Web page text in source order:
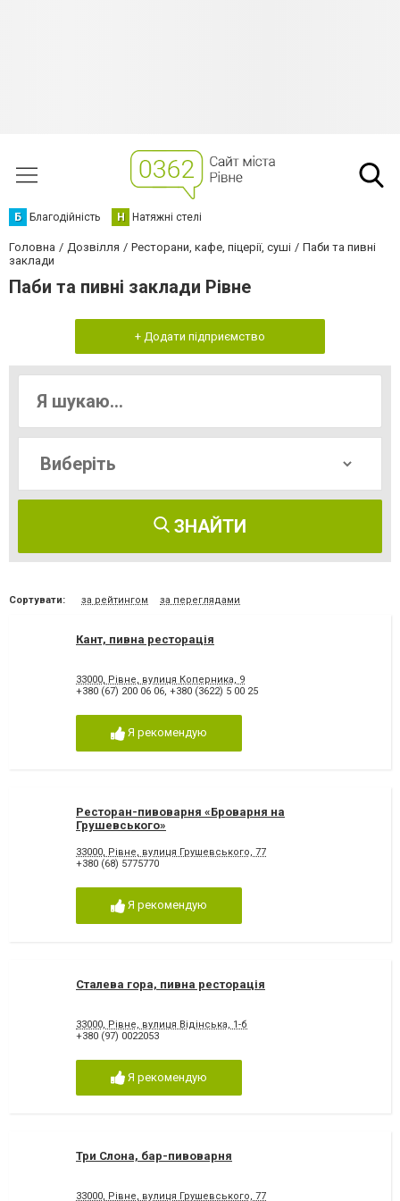
Б Благодійність Н Натяжні стелі
Головна Дозвілля Ресторани, кафе, піцерії, суші
Паби та пивні
заклади
Паби та пивні заклади Рівне
+ Додати підприємство
ЗНАЙТИ
Сортувати: за рейтингом за переглядами
Кант, пивна ресторація
33000, Рівне, вулиця Коперника, 9
+380 (67) 200 06 06, +380 (3622) 5 00 25
Я рекомендую
Ресторан-пивоварня «Броварня на
Грушевського»
33000, Рівне, вулиця Грушевського, 77
+380 (68) 5775770
Я рекомендую
Сталева гора, пивна ресторація
33000, Рівне, вулиця Відінська, 1-б
+380 (97) 0022053
Я рекомендую
Три Слона, бар-пивоварня
33000, Рівне, вулиця Грушевського, 77